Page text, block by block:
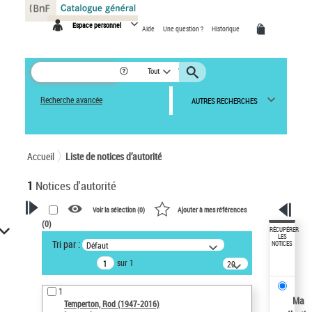
Espace personnel Aide Une question ? Historique
Tout
Recherche avancée AUTRES RECHERCHES
Accueil Liste de notices d’autorité
1 Notices d'autorité
VOTRE RECHERCHE
Recherche avancée dans les
notices d’autorité
Œuvres liées à l'auteur :
Temperton, Rod (1947-2016)
Voir la sélection (0) Ajouter à mes références
(0)
Tri par : Défaut
sur 1
20
résultats/page
1
Temperton, Rod (1947-2016)
RÉCUPÉRER
LES
NOTICES
Ma
Panneau de gestion des cookies